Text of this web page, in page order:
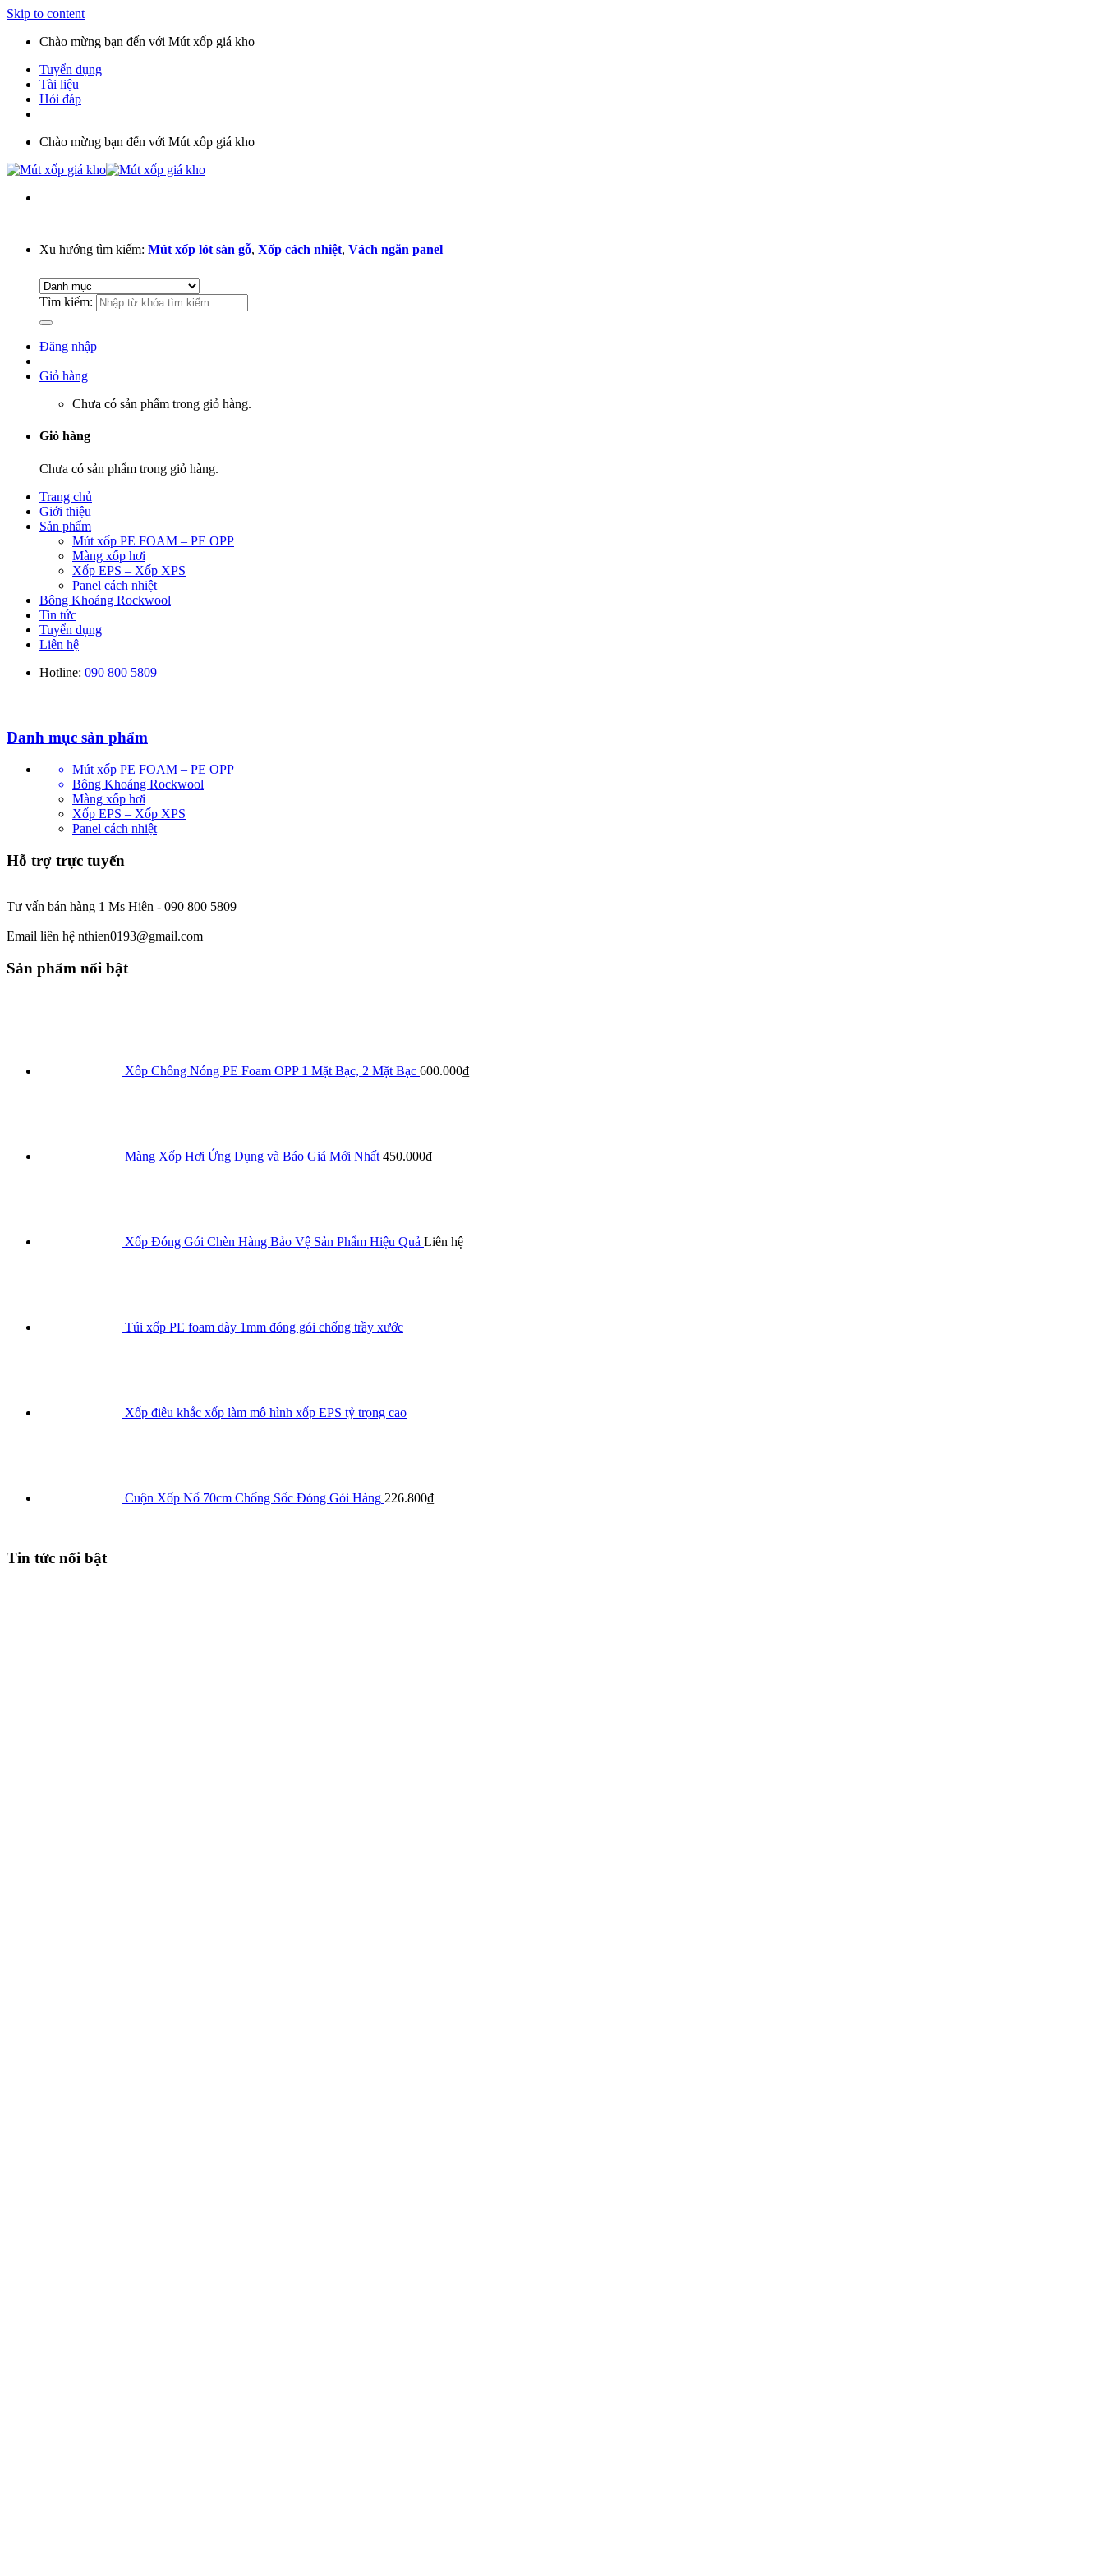
Skip to content
Chào mừng bạn đến với Mút xốp giá kho
Tuyển dụng
Tài liệu
Hỏi đáp
Chào mừng bạn đến với Mút xốp giá kho
Xu hướng tìm kiếm: Mút xốp lót sàn gỗ, Xốp cách nhiệt, Vách ngăn panel
Tìm kiếm:
Đăng nhập
Giỏ hàng
Chưa có sản phẩm trong giỏ hàng.
Giỏ hàng
Chưa có sản phẩm trong giỏ hàng.
Trang chủ
Giới thiệu
Sản phẩm
Mút xốp PE FOAM – PE OPP
Màng xốp hơi
Xốp EPS – Xốp XPS
Panel cách nhiệt
Bông Khoáng Rockwool
Tin tức
Tuyển dụng
Liên hệ
Hotline: 090 800 5809
Danh mục sản phẩm
Mút xốp PE FOAM – PE OPP
Bông Khoáng Rockwool
Màng xốp hơi
Xốp EPS – Xốp XPS
Panel cách nhiệt
Hỗ trợ trực tuyến
Tư vấn bán hàng 1 Ms Hiên - 090 800 5809
Email liên hệ nthien0193@gmail.com
Sản phẩm nổi bật
Xốp Chống Nóng PE Foam OPP 1 Mặt Bạc, 2 Mặt Bạc 600.000₫
Màng Xốp Hơi Ứng Dụng và Báo Giá Mới Nhất 450.000₫
Xốp Đóng Gói Chèn Hàng Bảo Vệ Sản Phẩm Hiệu Quả Liên hệ
Túi xốp PE foam dày 1mm đóng gói chống trầy xước
Xốp điêu khắc xốp làm mô hình xốp EPS tỷ trọng cao
Cuộn Xốp Nổ 70cm Chống Sốc Đóng Gói Hàng 226.800₫
Tin tức nổi bật